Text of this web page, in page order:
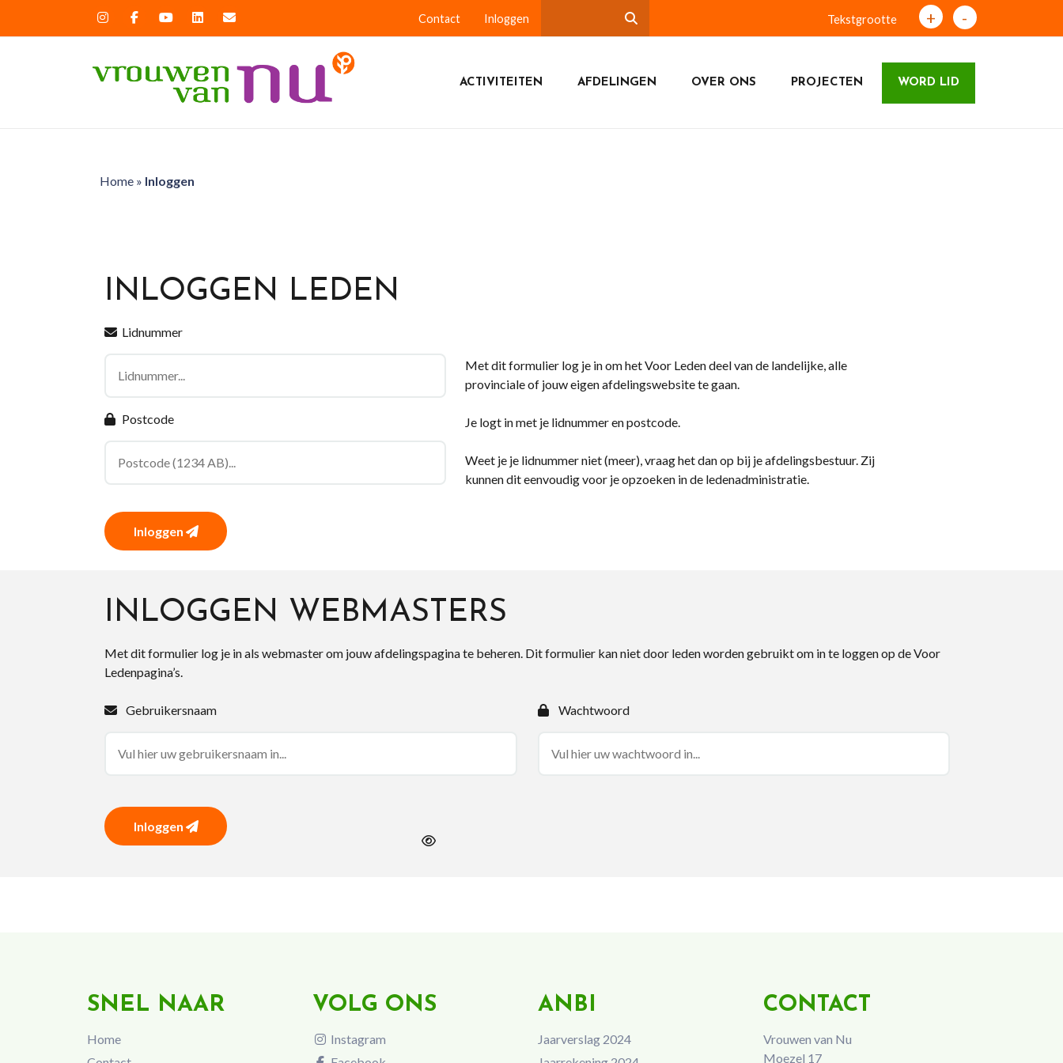
Contact Inloggen Tekstgrootte + -
ACTIVITEITEN AFDELINGEN OVER ONS PROJECTEN WORD LID
Home» Inloggen
INLOGGEN LEDEN
Lidnummer
Postcode
Inloggen
Met dit formulier log je in om het Voor Leden deel van de landelijke, alle
provinciale of jouw eigen afdelingswebsite te gaan.
Je logt in met je lidnummer en postcode.
Weet je je lidnummer niet (meer), vraag het dan op bij je afdelingsbestuur. Zij
kunnen dit eenvoudig voor je opzoeken in de ledenadministratie.
INLOGGEN WEBMASTERS
Met dit formulier log je in als webmaster om jouw afdelingspagina te beheren. Dit formulier kan niet door leden worden gebruikt om in te loggen op de Voor
Ledenpagina’s.
Gebruikersnaam Wachtwoord
Inloggen
SNEL NAAR
Home
VOLG ONS
Instagram
ANBI
Jaarverslag 2024
CONTACT
Vrouwen van Nu
Moezel 17